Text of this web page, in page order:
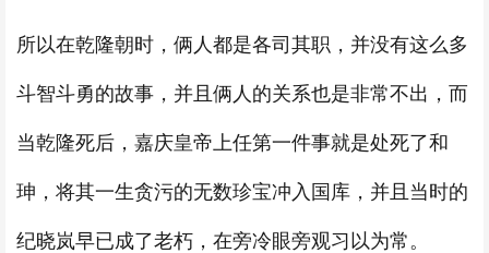
所以在乾隆朝时，俩人都是各司其职，并没有这么多
斗智斗勇的故事，并且俩人的关系也是非常不出，而
当乾隆死后，嘉庆皇帝上任第一件事就是处死了和
珅，将其一生贪污的无数珍宝冲入国库，并且当时的
纪晓岚早已成了老朽，在旁冷眼旁观习以为常。